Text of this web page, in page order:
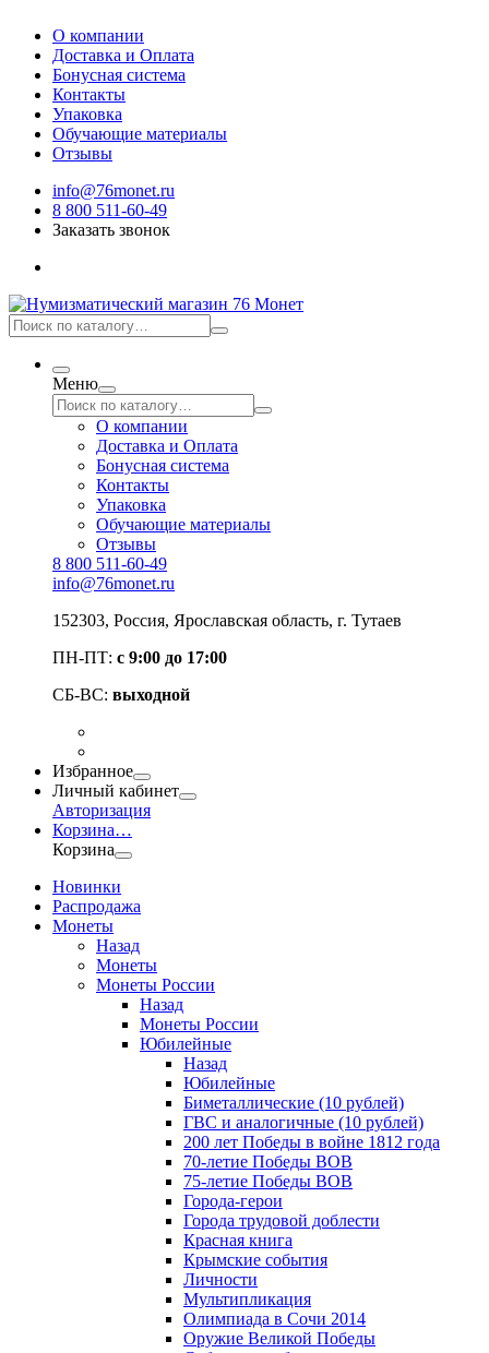
О компании
Доставка и Оплата
Бонусная система
Контакты
Упаковка
Обучающие материалы
Отзывы
info@76monet.ru
8 800 511-60-49
Заказать звонок
Меню
О компании
Доставка и Оплата
Бонусная система
Контакты
Упаковка
Обучающие материалы
Отзывы
8 800 511-60-49
info@76monet.ru
152303, Россия, Ярославская область, г. Тутаев
ПН-ПТ: с 9:00 до 17:00
СБ-ВС: выходной
Избранное
Личный кабинет
Авторизация
Корзина…
Корзина
Новинки
Распродажа
Монеты
Назад
Монеты
Монеты России
Назад
Монеты России
Юбилейные
Назад
Юбилейные
Биметаллические (10 рублей)
ГВС и аналогичные (10 рублей)
200 лет Победы в войне 1812 года
70-летие Победы ВОВ
75-летие Победы ВОВ
Города-герои
Города трудовой доблести
Красная книга
Крымские события
Личности
Мультипликация
Олимпиада в Сочи 2014
Оружие Великой Победы